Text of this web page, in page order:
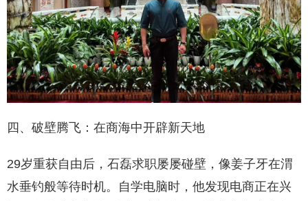
四、破壁腾飞：在商海中开辟新天地
29岁重获自由后，石磊求职屡屡碰壁，像姜子牙在渭
水垂钓般等待时机。自学电脑时，他发现电商正在兴